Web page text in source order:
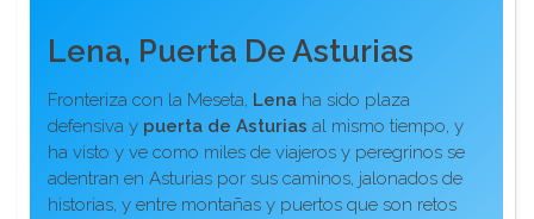
Lena, Puerta De Asturias
Fronteriza con la Meseta, Lena ha sido plaza
defensiva y puerta de Asturias al mismo tiempo, y
ha visto y ve como miles de viajeros y peregrinos se
adentran en Asturias por sus caminos, jalonados de
historias, y entre montañas y puertos que son retos